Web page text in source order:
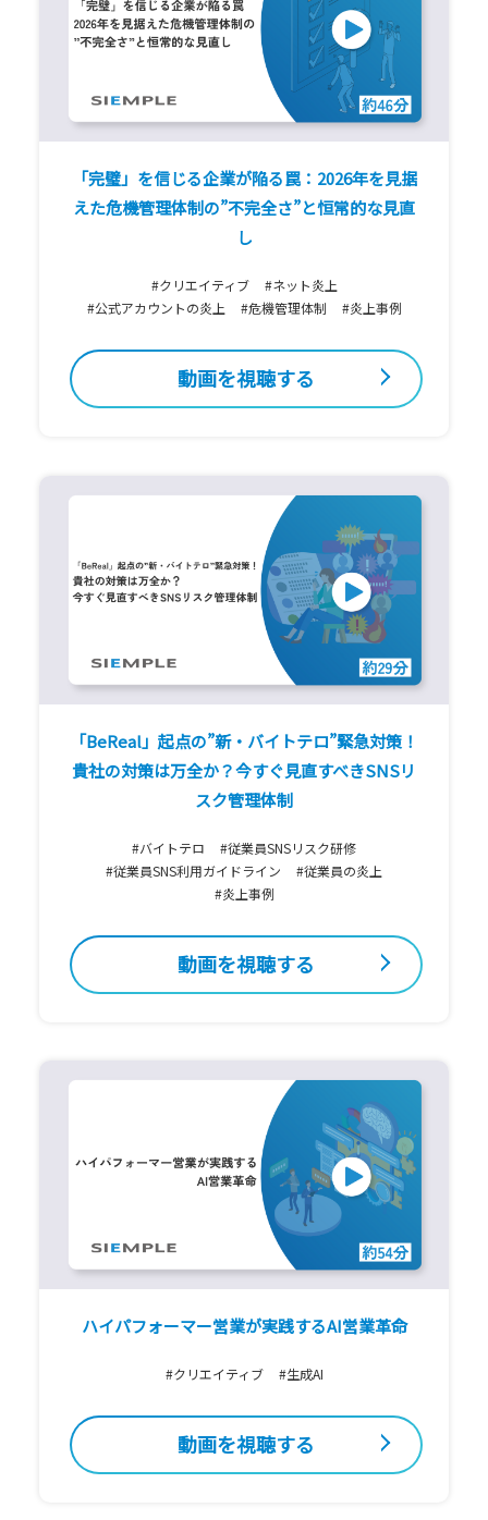
「完璧」を信じる企業が陥る罠：2026年を見据
えた危機管理体制の”不完全さ”と恒常的な見直
し
#クリエイティブ
#ネット炎上
#公式アカウントの炎上
#危機管理体制 #炎上事例
動画を視聴する
「BeReal」起点の”新・バイトテロ”緊急対策！
貴社の対策は万全か？今すぐ見直すべきSNSリ
スク管理体制
#バイトテロ
#従業員SNSリスク研修
#従業員SNS利用ガイドライン
#従業員の炎上
#炎上事例
動画を視聴する
ハイパフォーマー営業が実践するAI営業革命
#クリエイティブ #生成AI
動画を視聴する